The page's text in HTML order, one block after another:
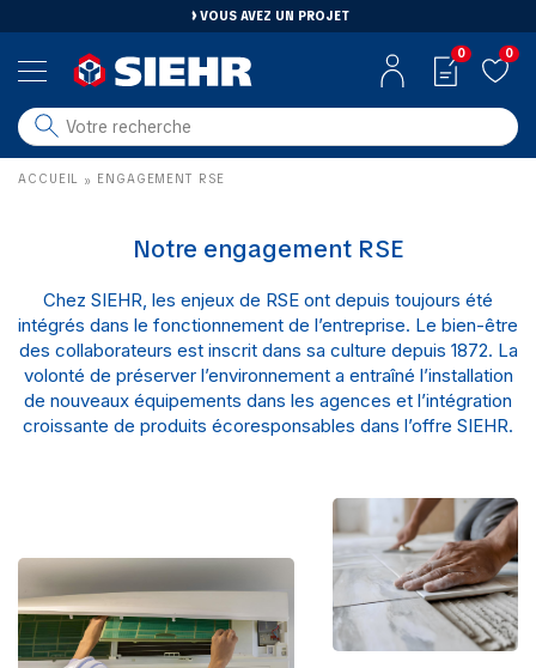
VOUS AVEZ UN PROJET
salle de bain
carrelage
matériaux
aménagement
0 0
ACCUEIL » ENGAGEMENT RSE
Notre engagement RSE
Chez SIEHR, les enjeux de RSE ont depuis toujours été
intégrés dans le fonctionnement de l’entreprise. Le bien-être
des collaborateurs est inscrit dans sa culture depuis 1872. La
volonté de préserver l’environnement a entraîné l’installation
de nouveaux équipements dans les agences et l’intégration
croissante de produits écoresponsables dans l’offre SIEHR.